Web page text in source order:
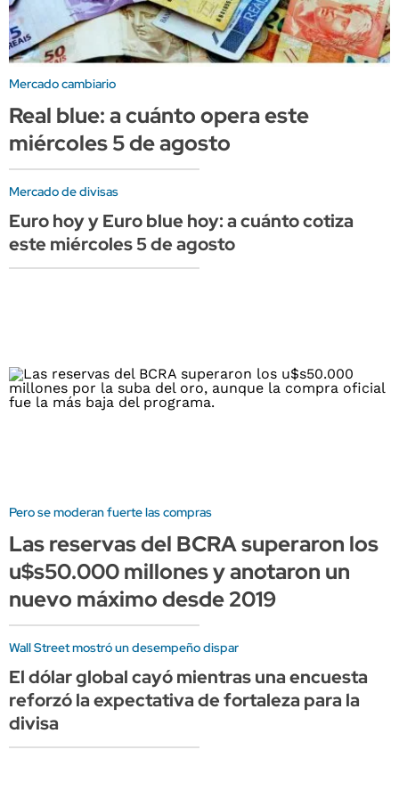
Mercado cambiario
Real blue: a cuánto opera este
miércoles 5 de agosto
Mercado de divisas
Euro hoy y Euro blue hoy: a cuánto cotiza
este miércoles 5 de agosto
Pero se moderan fuerte las compras
Las reservas del BCRA superaron los
u$s50.000 millones y anotaron un
nuevo máximo desde 2019
Wall Street mostró un desempeño dispar
El dólar global cayó mientras una encuesta
reforzó la expectativa de fortaleza para la
divisa